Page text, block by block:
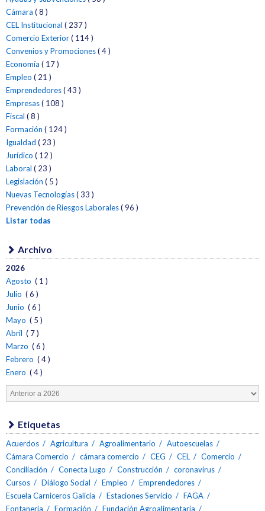
Innovación
Cámara ( 8 )
CEL Institucional ( 237 )
Comercio Exterior( 114 )
Convenios y Promociones( 4 )
Economía ( 17 )
Empleo ( 21 )
Emprendedores( 43 )
Empresas( 108 )
Fiscal ( 8 )
Formación ( 124 )
Igualdad ( 23 )
Jurídico ( 12 )
Laboral ( 23 )
Legislación ( 5 )
Nuevas Tecnologías( 33 )
Prevención de Riesgos Laborales( 96 )
Listar todas
Archivo
2026
Agosto ( 1 )
Julio ( 6 )
Junio ( 6 )
Mayo ( 5 )
Abril ( 7 )
Marzo ( 6 )
Febrero ( 4 )
Enero ( 4 )
Etiquetas
Acuerdos Agricultura Agroalimentario
Autoescuelas
Cámara Comercio
cámara comercio CEG CEL
Comercio
Conciliación
Conecta Lugo Construcción
coronavirus
Cursos
Diálogo Social Empleo
Emprendedores
Escuela Carniceros Galicia
Estaciones Servicio
FAGA
Fontanería
Formación Fundación Agroalimentaria